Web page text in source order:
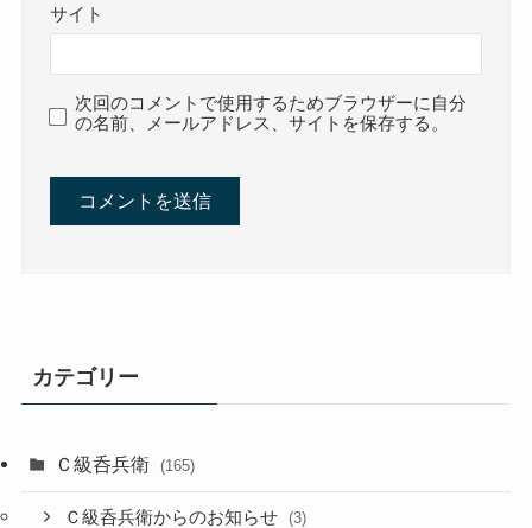
サイト
次回のコメントで使用するためブラウザーに自分
の名前、メールアドレス、サイトを保存する。
カテゴリー
Ｃ級呑兵衛 (165)
Ｃ級呑兵衛からのお知らせ (3)